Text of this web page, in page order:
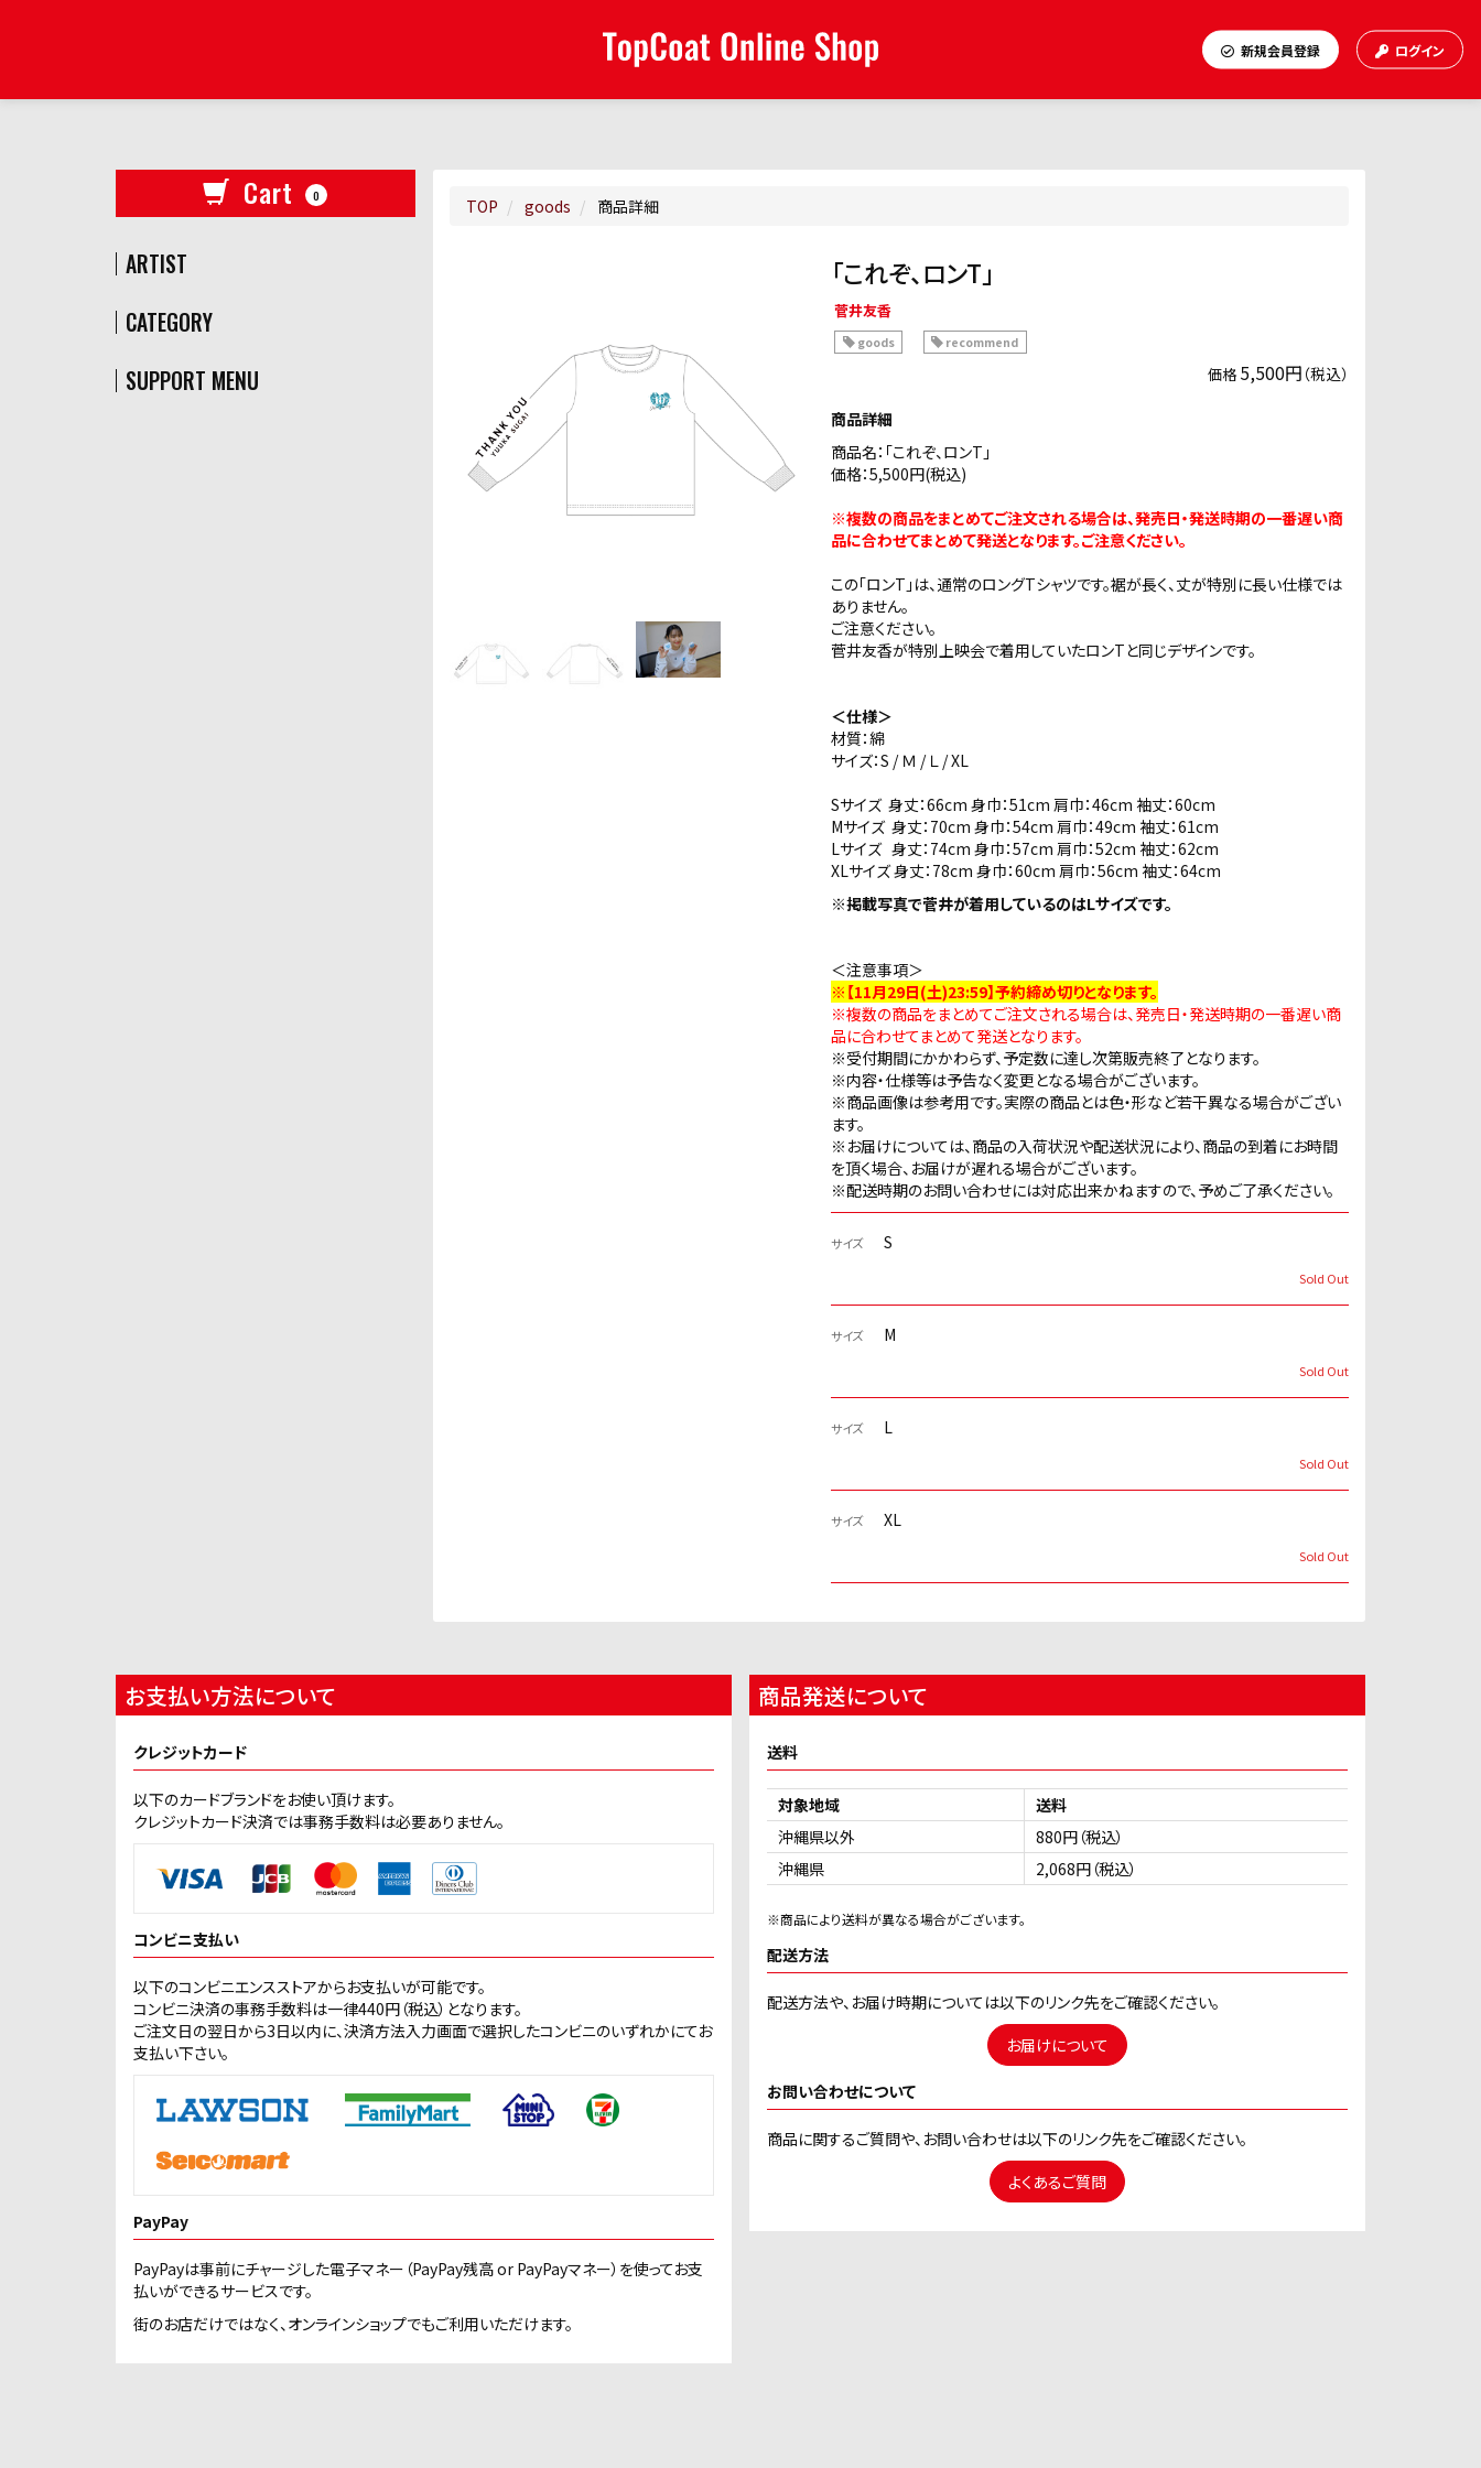
新規会員登録 ログイン
Cart 0
ARTIST
CATEGORY
SUPPORT MENU
TOP goods 商品詳細
「これぞ、ロンT」
菅井友香
goods recommend
価格 5,500円 （税込）
商品詳細
商品名：「これぞ、ロンT」
価格：5,500円(税込)
※複数の商品をまとめてご注文される場合は、発売日・発送時期の一番遅い商
品に合わせてまとめて発送となります。ご注意ください。
この「ロンT」は、通常のロングTシャツです。裾が長く、丈が特別に長い仕様では
ありません。
ご注意ください。
菅井友香が特別上映会で着用していたロンTと同じデザインです。
＜仕様＞
材質：綿
サイズ：S / Ｍ / Ｌ / XL
Sサイズ 身丈：66cm 身巾：51cm 肩巾：46cm 袖丈：60cm
Mサイズ 身丈：70cm 身巾：54cm 肩巾：49cm 袖丈：61cm
Lサイズ 身丈：74cm 身巾：57cm 肩巾：52cm 袖丈：62cm
XLサイズ 身丈：78cm 身巾：60cm 肩巾：56cm 袖丈：64cm
※掲載写真で菅井が着用しているのはLサイズです。
＜注意事項＞
※【11月29日(土)23:59】予約締め切りとなります。
※複数の商品をまとめてご注文される場合は、発売日・発送時期の一番遅い商
品に合わせてまとめて発送となります。
※受付期間にかかわらず、予定数に達し次第販売終了となります。
※内容・仕様等は予告なく変更となる場合がございます。
※商品画像は参考用です。実際の商品とは色・形など若干異なる場合がござい
ます。
※お届けについては、商品の入荷状況や配送状況により、商品の到着にお時間
を頂く場合、お届けが遅れる場合がございます。
※配送時期のお問い合わせには対応出来かねますので、予めご了承ください。
サイズ S
Sold Out
サイズ M
Sold Out
サイズ L
Sold Out
サイズ XL
Sold Out
お支払い方法について
クレジットカード
以下のカードブランドをお使い頂けます。
クレジットカード決済では事務手数料は必要ありません。
コンビニ支払い
以下のコンビニエンスストアからお支払いが可能です。
コンビニ決済の事務手数料は一律440円（税込）となります。
ご注文日の翌日から3日以内に、決済方法入力画面で選択したコンビニのいずれかにてお
支払い下さい。
PayPay
PayPayは事前にチャージした電子マネー（PayPay残高 or PayPayマネー）を使ってお支
払いができるサービスです。
街のお店だけではなく、オンラインショップでもご利用いただけます。
商品発送について
送料
対象地域
送料
沖縄県以外
880円（税込）
沖縄県
2,068円（税込）
※商品により送料が異なる場合がございます。
配送方法
配送方法や、お届け時期については以下のリンク先をご確認ください。
お届けについて
お問い合わせについて
商品に関するご質問や、お問い合わせは以下のリンク先をご確認ください。
よくあるご質問